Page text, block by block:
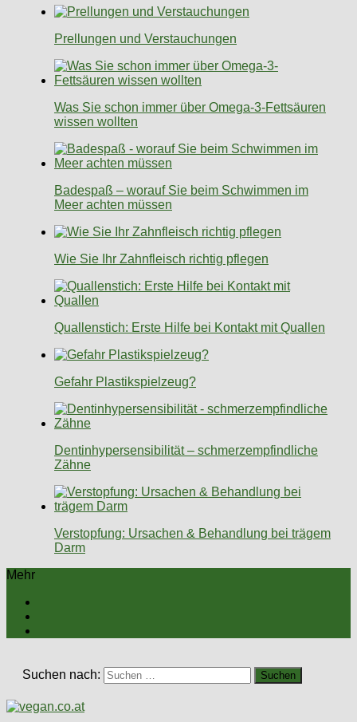
Prellungen und Verstauchungen
Was Sie schon immer über Omega-3-Fettsäuren
wissen wollten
Badespaß – worauf Sie beim Schwimmen im
Meer achten müssen
Wie Sie Ihr Zahnfleisch richtig pflegen
Quallenstich: Erste Hilfe bei Kontakt mit Quallen
Gefahr Plastikspielzeug?
Dentinhypersensibilität – schmerzempfindliche
Zähne
Verstopfung: Ursachen & Behandlung bei trägem
Darm
Mehr
Suchen nach: